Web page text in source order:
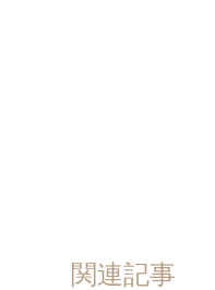
関連記事